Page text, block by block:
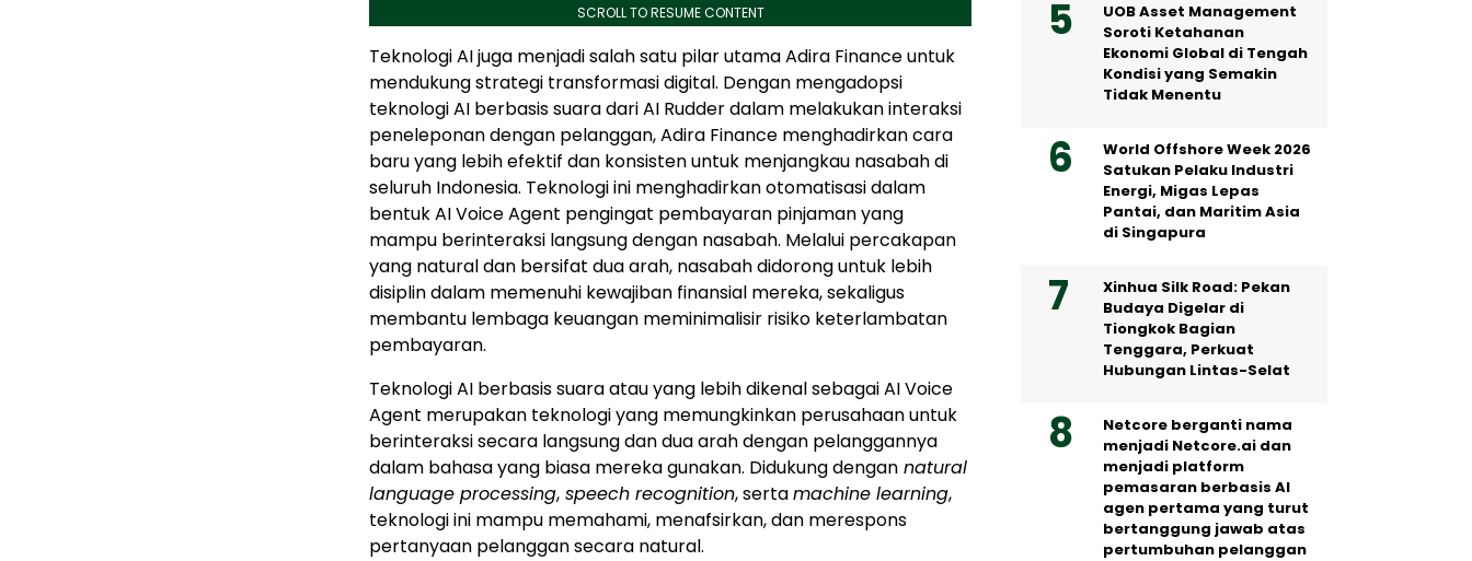
SCROLL TO RESUME CONTENT
Teknologi AI juga menjadi salah satu pilar utama Adira Finance untuk
mendukung strategi transformasi digital. Dengan mengadopsi
teknologi AI berbasis suara dari AI Rudder dalam melakukan interaksi
peneleponan dengan pelanggan, Adira Finance menghadirkan cara
baru yang lebih efektif dan konsisten untuk menjangkau nasabah di
seluruh Indonesia. Teknologi ini menghadirkan otomatisasi dalam
bentuk AI Voice Agent pengingat pembayaran pinjaman yang
mampu berinteraksi langsung dengan nasabah. Melalui percakapan
yang natural dan bersifat dua arah, nasabah didorong untuk lebih
disiplin dalam memenuhi kewajiban finansial mereka, sekaligus
membantu lembaga keuangan meminimalisir risiko keterlambatan
pembayaran.
Teknologi AI berbasis suara atau yang lebih dikenal sebagai AI Voice
Agent merupakan teknologi yang memungkinkan perusahaan untuk
berinteraksi secara langsung dan dua arah dengan pelanggannya
dalam bahasa yang biasa mereka gunakan. Didukung dengan natural
language processing, speech recognition, sertamachine learning,
teknologi ini mampu memahami, menafsirkan, dan merespons
pertanyaan pelanggan secara natural.
UOB Asset Management
Soroti Ketahanan
Ekonomi Global di Tengah
Kondisi yang Semakin
Tidak Menentu
World Offshore Week 2026
Satukan Pelaku Industri
Energi, Migas Lepas
Pantai, dan Maritim Asia
di Singapura
Xinhua Silk Road: Pekan
Budaya Digelar di
Tiongkok Bagian
Tenggara, Perkuat
Hubungan Lintas-Selat
Netcore berganti nama
menjadi Netcore.ai dan
menjadi platform
pemasaran berbasis AI
agen pertama yang turut
bertanggung jawab atas
pertumbuhan pelanggan